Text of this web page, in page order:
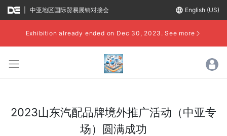
中亚地区国际贸易展销对接会 language English (US)
Exhibition already ended on Dec 30, 2023. See more
2023山东汽配品牌境外推广活动（中亚专
场）圆满成功